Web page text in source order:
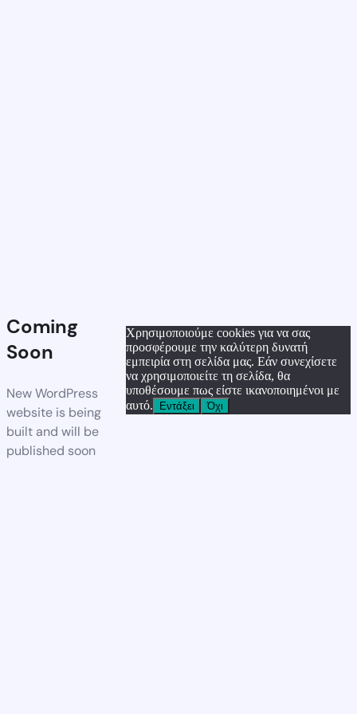
Coming
Soon
New WordPress
website is being
built and will be
published soon
Χρησιμοποιούμε cookies για να σας
προσφέρουμε την καλύτερη δυνατή
εμπειρία στη σελίδα μας. Εάν συνεχίσετε
να χρησιμοποιείτε τη σελίδα, θα
υποθέσουμε πως είστε ικανοποιημένοι με
αυτό.
Εντάξει Όχι